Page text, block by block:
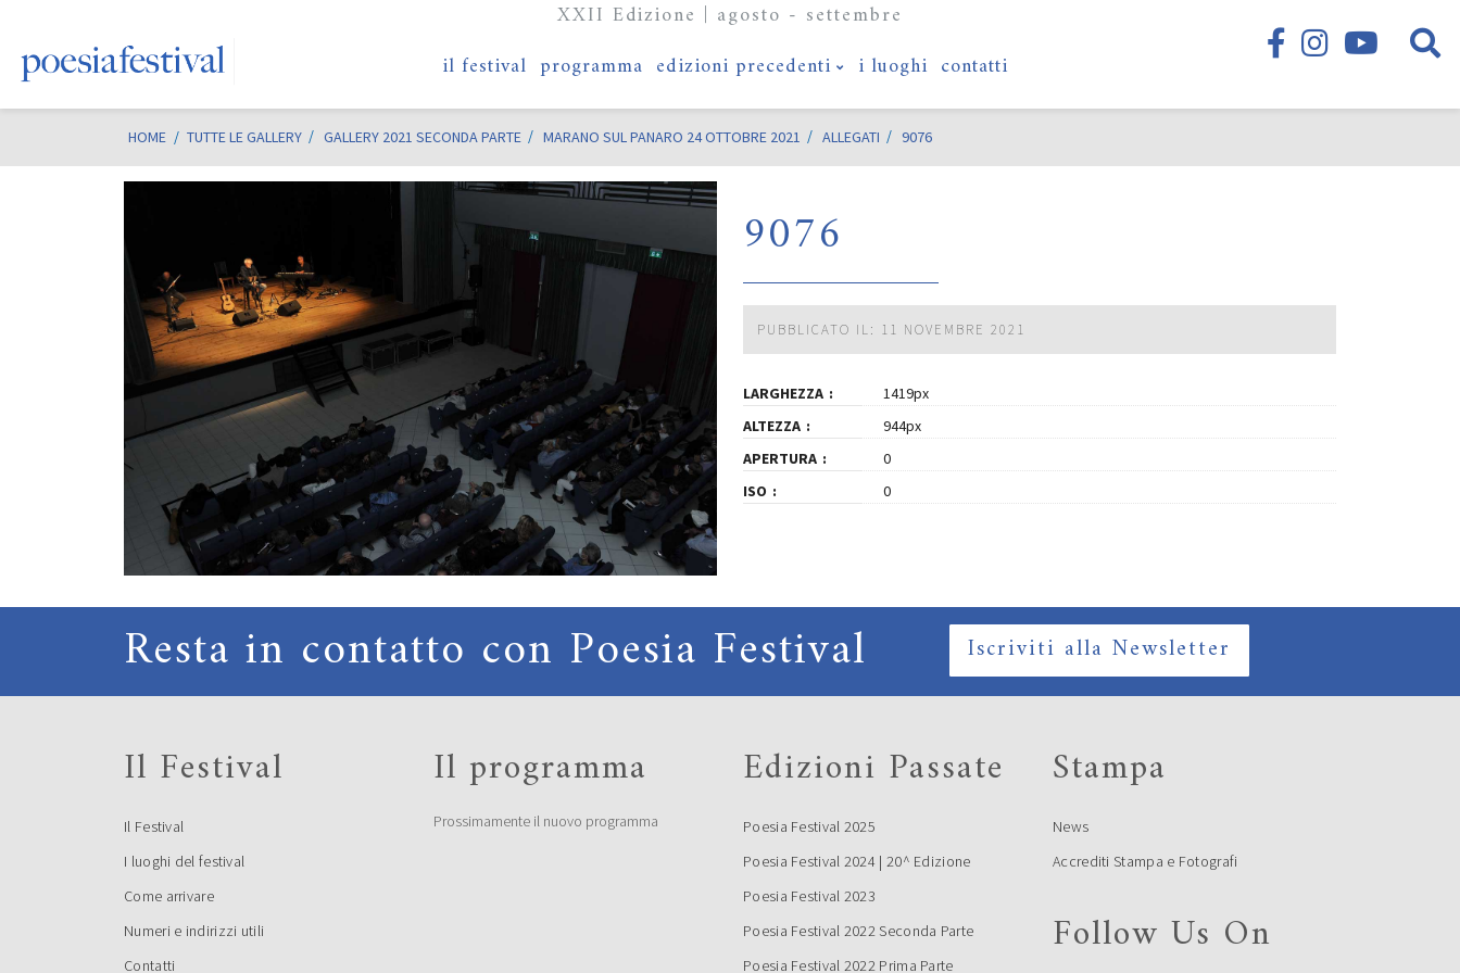
XXII Edizione | agosto - settembre
il festival programma edizioni precedenti i luoghi contatti
HOME / TUTTE LE GALLERY GALLERY 2021 SECONDA PARTE MARANO SUL PANARO 24 OTTOBRE 2021 ALLEGATI 9076
9076
PUBBLICATO IL: 11 NOVEMBRE 2021
LARGHEZZA
1419px
ALTEZZA
944px
APERTURA
0
ISO
0
Resta in contatto con Poesia Festival Iscriviti alla Newsletter
Il Festival
Il Festival
I luoghi del festival
Come arrivare
Numeri e indirizzi utili
Contatti
Il programma
Prossimamente il nuovo programma
Edizioni Passate
Poesia Festival 2025
Poesia Festival 2024 | 20^ Edizione
Poesia Festival 2023
Poesia Festival 2022 Seconda Parte
Poesia Festival 2022 Prima Parte
Stampa
News
Accrediti Stampa e Fotografi
Follow Us On